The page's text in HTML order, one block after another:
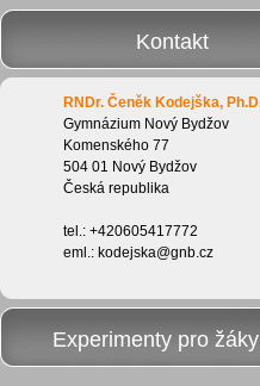
Kontakt
RNDr. Čeněk Kodejška,
Gymnázium Nový Bydžov
Komenského 77
504 01 Nový Bydžov
Česká republika
tel.: +420605417772
eml.: kodejska@gnb.cz
Experimenty pro